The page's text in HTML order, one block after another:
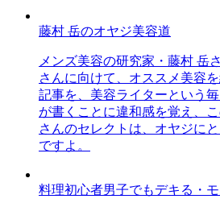
藤村 岳のオヤジ美容道
メンズ美容の研究家・藤村 岳
さんに向けて、オススメ美容
記事を、美容ライターという
が書くことに違和感を覚え、
さんのセレクトは、オヤジに
ですよ。
料理初心者男子でもデキる・